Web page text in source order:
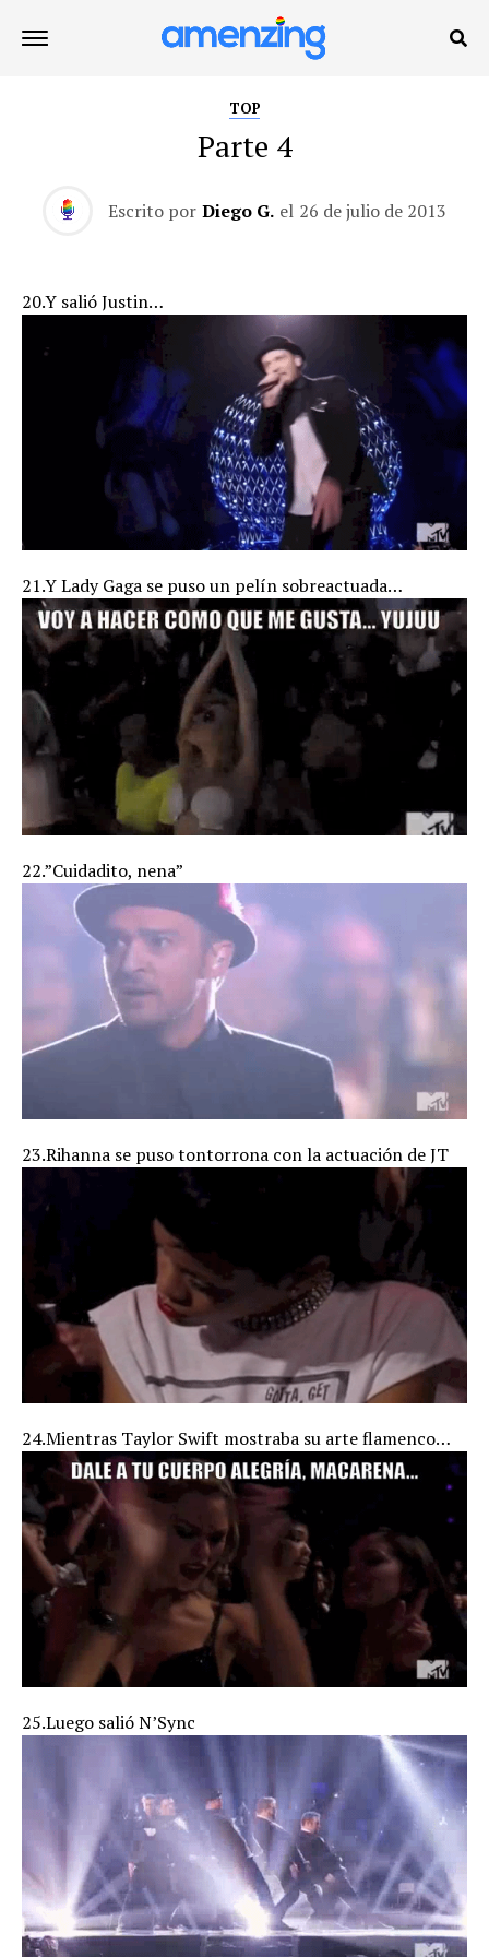
TOP
Parte 4
Escrito por Diego G. el 26 de julio de 2013
20.Y salió Justin…
21.Y Lady Gaga se puso un pelín sobreactuada…
22.”Cuidadito, nena”
23.Rihanna se puso tontorrona con la actuación de JT
24.Mientras Taylor Swift mostraba su arte flamenco…
25.Luego salió N’Sync